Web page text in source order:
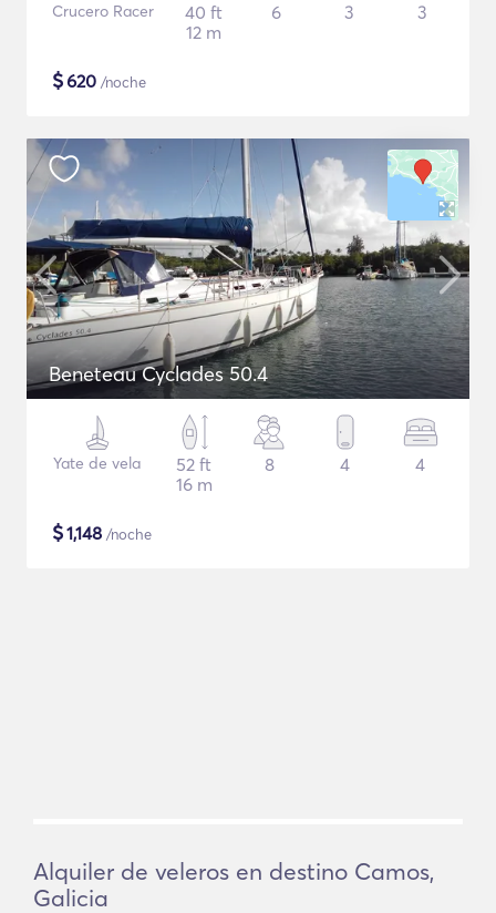
Crucero Racer
40 ft
12 m
6 3 3
$620 /noche
Beneteau Cyclades 50.4
Yate de vela
52 ft
16 m
8 4 4
$1,148 /noche
Alquiler de veleros en destino Camos,
Galicia